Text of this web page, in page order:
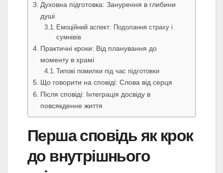
Духовна підготовка: Занурення в глибини
душі
Емоційний аспект: Подолання страху і
сумнівів
Практичні кроки: Від планування до
моменту в храмі
Типові помилки під час підготовки
Що говорити на сповіді: Слова від серця
Після сповіді: Інтеграція досвіду в
повсякденне життя
Перша сповідь як крок
до внутрішнього